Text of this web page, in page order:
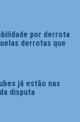
por derrota
derrotas que
já estão nas
disputa